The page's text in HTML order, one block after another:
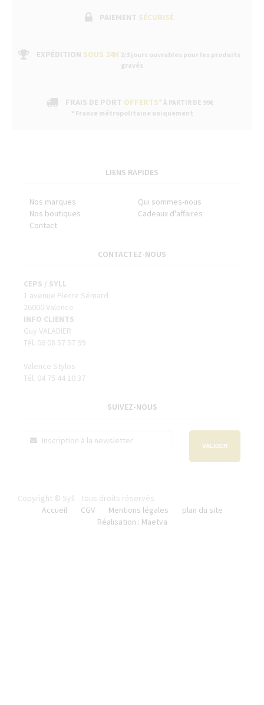
PAIEMENT SÉCURISÉ
EXPÉDITION SOUS 24H 2/3 jours ouvrables pour les produits
gravés
FRAIS DE PORT OFFERTS* À PARTIR DE 99€
* France métropolitaine uniquement
LIENS RAPIDES
Nos marques
Qui sommes-nous
Nos boutiques
Cadeaux d'affaires
Contact
CONTACTEZ-NOUS
CEPS / SYLL
1 avenue Pierre Sémard
26000 Valence
INFO CLIENTS
Guy VALADIER
Tél. 06 08 57 57 99
Valence Stylos
Tél. 04 75 44 10 37
SUIVEZ-NOUS
VALIDER
Copyright © Syll - Tous droits réservés
Accueil
CGV Mentions légales
plan du site
Réalisation : Maetva